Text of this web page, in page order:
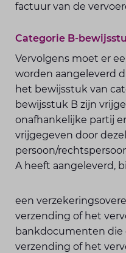
factuur van de
Categorie B-
Vervolgens moet er
worden aangeleverd
het bewijsstuk van
bewijsstuk B zijn
onafhankelijke partij
vrijgegeven door
persoon/
A heeft aangeleverd,
een
verzending of het
bankdocumenten die
verzending of het